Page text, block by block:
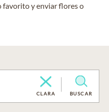
y enviar flores o
CLARA BUSCAR